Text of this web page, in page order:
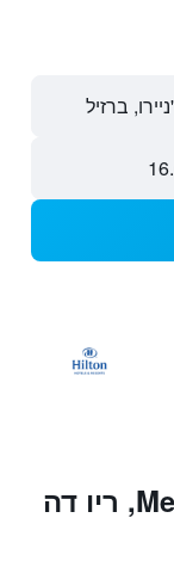
כמה עובדות על אירוח בMeier, ריו דה